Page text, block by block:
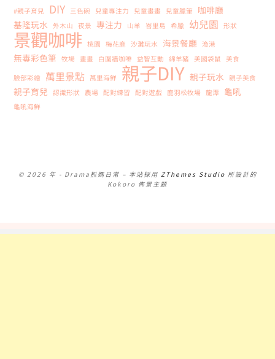
#親子育兒 DIY 三色碗 兒童專注力 兒童畫畫 兒童臘筆
咖啡廳
基隆玩水 外木山 夜景 專注力 山羊 峇里島 希臘 幼兒園 形狀
景觀咖啡 桃園 梅花鹿 沙灘玩水 海景餐廳 漁港
無毒彩色筆 牧場 畫畫 白圍牆咖啡 益智互動 綿羊豬 美國袋鼠 美食
臉部彩繪 萬里景點 萬里海鮮 親子DIY 親子玩水 親子美食
親子育兒 認識形狀 農場 配對練習 配對遊戲 鹿羽松牧場 龍潭 龜吼
龜吼海鮮
© 2026 年 - Drama抓媽日常 – 本站採用 ZThemes Studio 所設計的
Kokoro 佈景主題